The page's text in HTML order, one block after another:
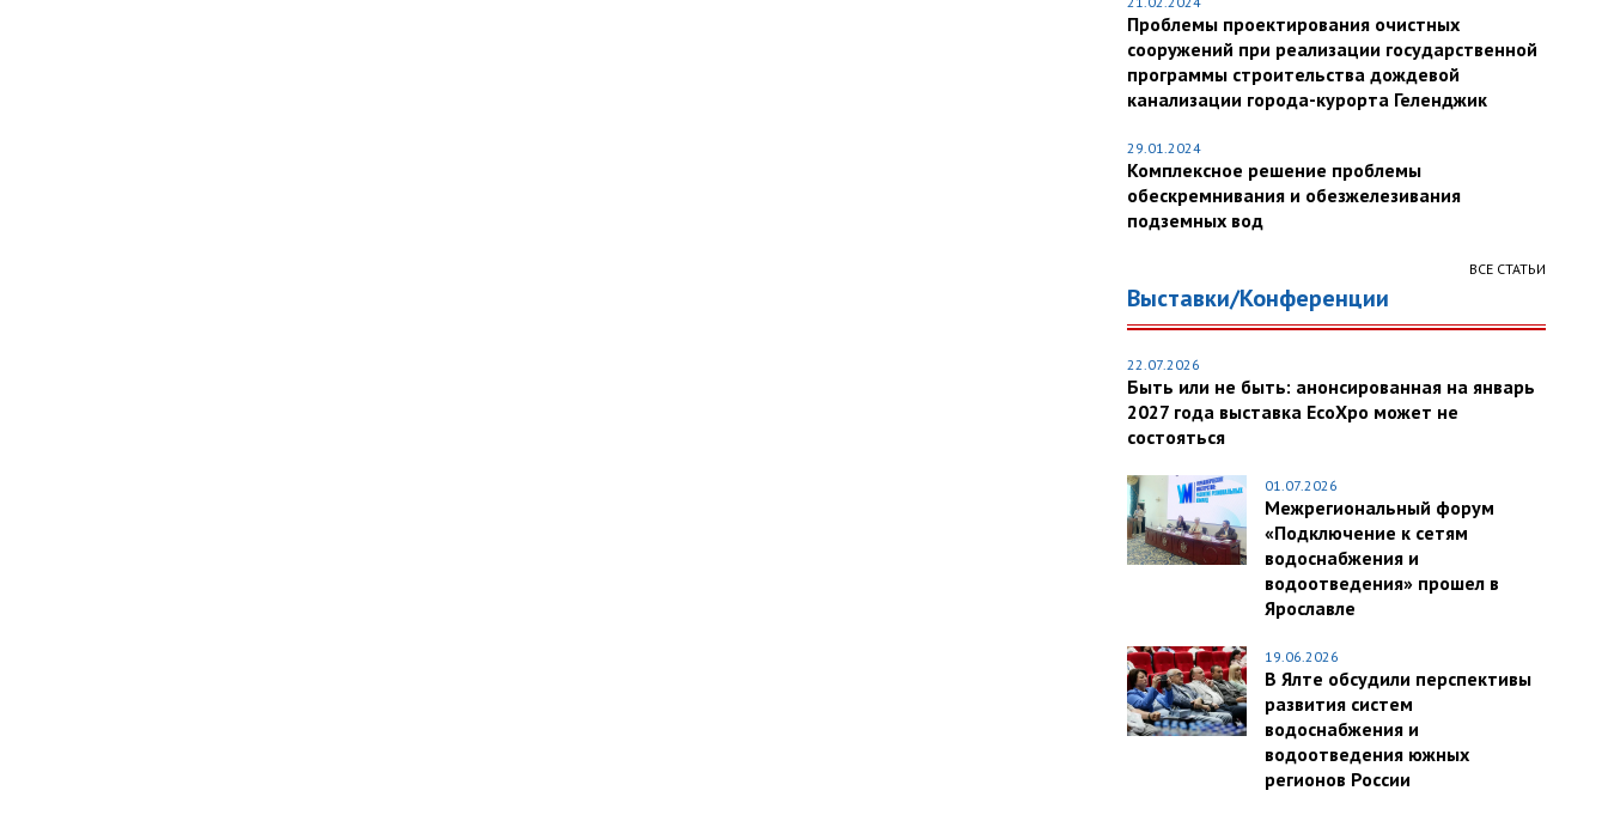
Проблемы проектирования очистных
сооружений при реализации государственной
программы строительства дождевой
канализации города-курорта Геленджик
29.01.2024
Комплексное решение проблемы
обескремнивания и обезжелезивания
подземных вод
ВСЕ СТАТЬИ
Выставки/Конференции
22.07.2026
Быть или не быть: анонсированная на январь
2027 года выставка EcoXpo может не
состояться
01.07.2026
Межрегиональный форум
«Подключение к сетям
водоснабжения и
водоотведения» прошел в
Ярославле
19.06.2026
В Ялте обсудили перспективы
развития систем
водоснабжения и
водоотведения южных
регионов России